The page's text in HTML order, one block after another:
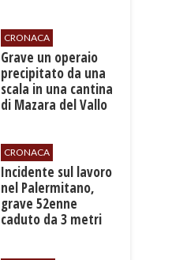
CRONACA
​Grave un operaio
precipitato da una
scala in una cantina
di Mazara del Vallo
CRONACA
​Incidente sul lavoro
nel Palermitano,
grave 52enne
caduto da 3 metri